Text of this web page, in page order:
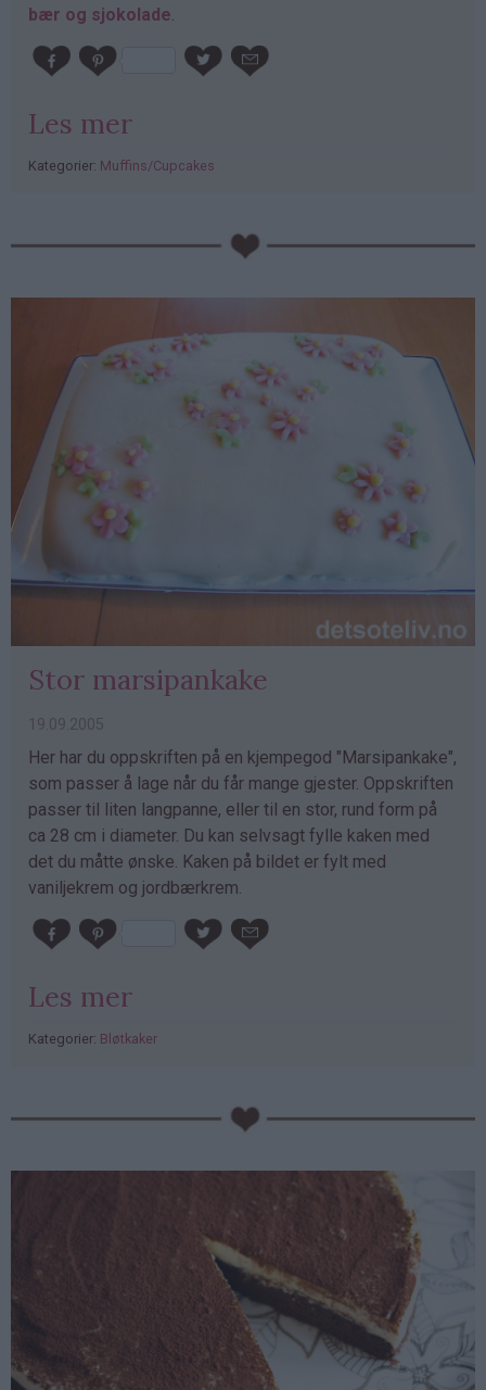
bær og sjokolade.
Les mer
Kategorier: Muffins/Cupcakes
PubGalaxy
Stor marsipankake
19.09.2005
Her har du oppskriften på en kjempegod "Marsipankake",
som passer å lage når du får mange gjester. Oppskriften
passer til liten langpanne, eller til en stor, rund form på
ca 28 cm i diameter. Du kan selvsagt fylle kaken med
det du måtte ønske. Kaken på bildet er fylt med
vaniljekrem og jordbærkrem.
Les mer
Kategorier: Bløtkaker
PubGalaxy